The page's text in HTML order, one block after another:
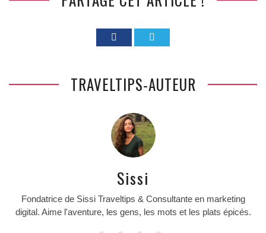
TRAVELTIPS-AUTEUR
Sissi
Fondatrice de Sissi Traveltips & Consultante en marketing
digital. Aime l'aventure, les gens, les mots et les plats épicés.